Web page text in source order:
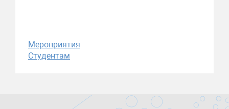
Мероприятия
Студентам